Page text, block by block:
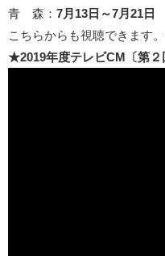
青 森： 7月13日～7月21日
こちらからも視聴できます
★2019年度テレビCM〔第２